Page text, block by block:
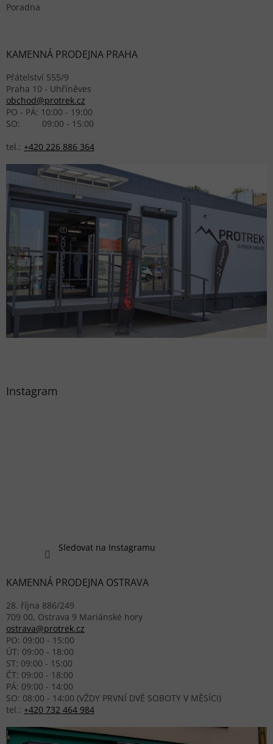
Poradna
KAMENNÁ PRODEJNA PRAHA
Přátelství 555/9
Praha 10 - Uhříněves
obchod@protrek.cz
PO - PÁ: 10:00 - 19:00
SO: 09:00 - 15:00
tel.: +420 226 886 364
Instagram
Sledovat na Instagramu
KAMENNÁ PRODEJNA OSTRAVA
28. října 886/249
709 00, Ostrava 9 Mariánské hory
ostrava@protrek.cz
PO: 09:00 - 15:00
ÚT: 09:00 - 18:00
ST: 09:00 - 15:00
ČT: 09:00 - 18:00
PÁ: 09:00 - 14:00
SO: 08:00 - 14:00 (VŽDY PRVNÍ DVĚ SOBOTY V MĚSÍCI)
tel.: +420 732 464 984